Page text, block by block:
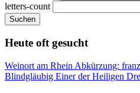
letters-count
Suchen
Heute oft gesucht
Weinort am Rhein Abkürzung:
Blindgläubig Einer der Heiligen